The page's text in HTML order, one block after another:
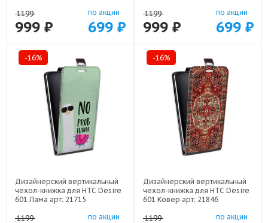
1199
999 ₽
по акции
699 ₽
1199
999 ₽
по акции
699 ₽
-16%
Дизайнерский вертикальный
чехол-книжка для HTC Desire
601 Лама арт: 21715
1199 по акции
-16%
Дизайнерский вертикальный
чехол-книжка для HTC Desire
601 Ковер арт: 21846
1199 по акции